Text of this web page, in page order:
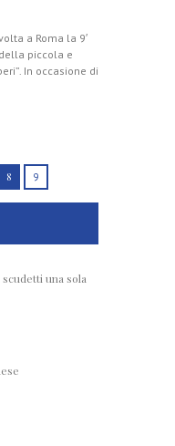
a Roma la 9′
piccola e
In occasione di
8 9
una sola